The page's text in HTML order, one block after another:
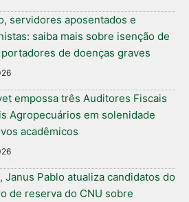
servidores aposentados e
saiba mais sobre isenção de
portadores de doenças graves
empossa três Auditores Fiscais
Agropecuários em solenidade
acadêmicos
Janus Pablo atualiza candidatos do
de reserva do CNU sobre